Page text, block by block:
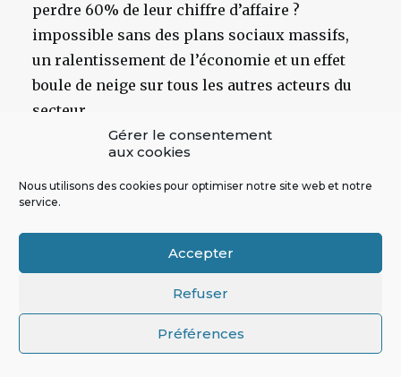
Gérer le consentement
aux cookies
Nous utilisons des cookies pour optimiser notre site web et notre
service.
Accepter
Refuser
Préférences
perdre 60% de leur chiffre d’affaire ?
impossible sans des plans sociaux massifs,
un ralentissement de l’économie et un effet
boule de neige sur tous les autres acteurs du
secteur.